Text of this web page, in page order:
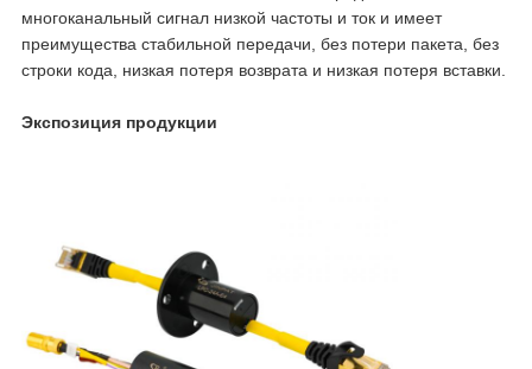
многоканальный сигнал низкой частоты и ток и имеет
преимущества стабильной передачи, без потери пакета, без
строки кода, низкая потеря возврата и низкая потеря вставки.
Экспозиция продукции